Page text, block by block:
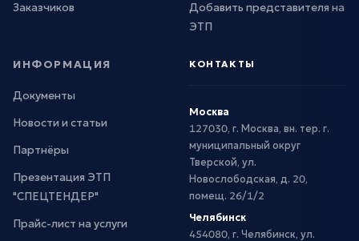
Заказчиков
Добавить представителя на
ЭТП
ИНФОРМАЦИЯ
Документы
Новости и статьи
Партнёры
Презентация ЭТП
"СПЕЦТЕНДЕР"
Прайс-лист на услуги
КОНТАКТЫ
Москва
127030, г. Москва, вн. тер. г.
муниципальный округ
Тверской, ул.
Новослободская, д. 20,
помещ. 26/1/2
Челябинск
454080, г. Челябинск, ул.